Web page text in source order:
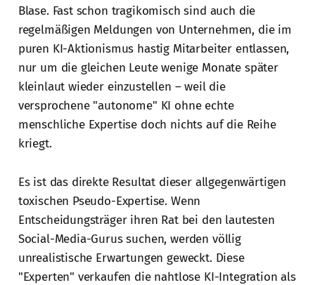
Blase. Fast schon tragikomisch sind auch die
regelmäßigen Meldungen von Unternehmen, die im
puren KI-Aktionismus hastig Mitarbeiter entlassen,
nur um die gleichen Leute wenige Monate später
kleinlaut wieder einzustellen – weil die
versprochene "autonome" KI ohne echte
menschliche Expertise doch nichts auf die Reihe
kriegt.
Es ist das direkte Resultat dieser allgegenwärtigen
toxischen Pseudo-Expertise. Wenn
Entscheidungsträger ihren Rat bei den lautesten
Social-Media-Gurus suchen, werden völlig
unrealistische Erwartungen geweckt. Diese
"Experten" verkaufen die nahtlose KI-Integration als